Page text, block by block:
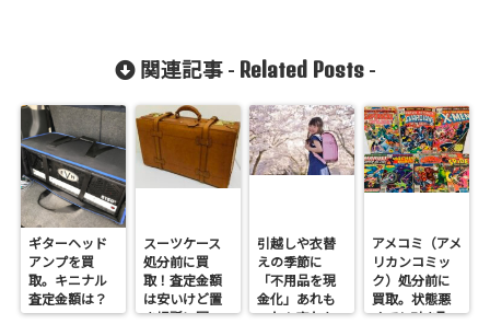
関連記事 - Related Posts-
ギターヘッド
アンプを買
取。キニナル
査定金額は？
スーツケース
処分前に買
取！査定金額
は安いけど置
き場所に困っ
引越しや衣替
えの季節に
「不用品を現
金化」あれも
これも売れち
アメコミ（アメ
リカンコミッ
ク）処分前に
買取。状態悪
くても引き取